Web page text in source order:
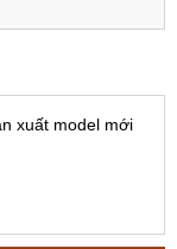
xuất model mới